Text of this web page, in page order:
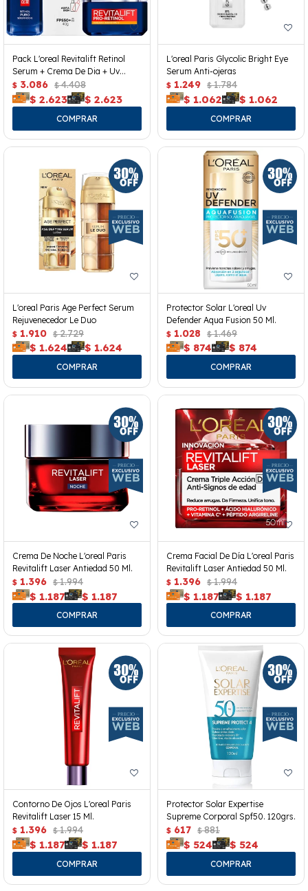
Pack L'oreal Revitalift Retinol
Serum + Crema De Dia + Uv
Defender
$ 3.086 $ 4.408
$ 2.623 $ 2.623
L'oreal Paris Glycolic Bright Eye
Serum Anti-ojeras
$ 1.249 $ 1.784
$ 1.062 $ 1.062
L'oreal Paris Age Perfect Serum
Rejuvenecedor Le Duo
$ 1.910 $ 2.729
$ 1.624 $ 1.624
Protector Solar L'oreal Uv
Defender Aqua Fusion 50 Ml.
$ 1.028 $ 1.469
$ 874 $ 874
Crema De Noche L'oreal Paris
Revitalift Laser Antiedad 50 Ml.
$ 1.396 $ 1.994
$ 1.187 $ 1.187
Crema Facial De Día L'oreal Paris
Revitalift Laser Antiedad 50 Ml.
$ 1.396 $ 1.994
$ 1.187 $ 1.187
Contorno De Ojos L'oreal Paris
Revitalift Laser 15 Ml.
$ 1.396 $ 1.994
$ 1.187 $ 1.187
Protector Solar Expertise
Supreme Corporal Spf50. 120grs.
$ 617 $ 881
$ 524 $ 524